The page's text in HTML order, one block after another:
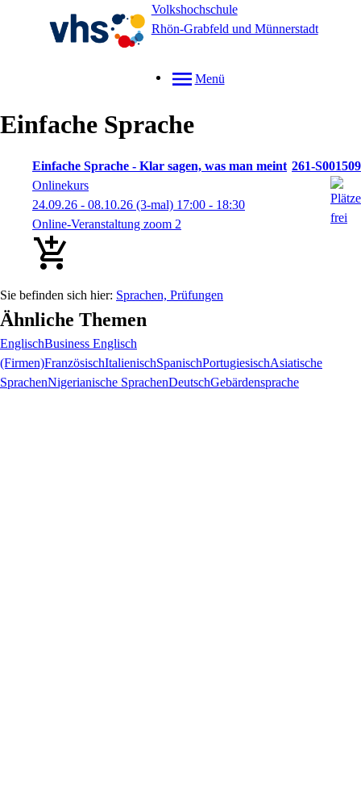
Volkshochschule
Rhön-Grabfeld und Münnerstadt
Menü
Einfache Sprache
Einfache Sprache - Klar sagen, was man meint 261-S001509
Onlinekurs
24.09.26 - 08.10.26 (3-mal) 17:00 - 18:30
Online-Veranstaltung zoom 2
Sprachen, Prüfungen
Ähnliche Themen
EnglischBusiness Englisch
(Firmen)FranzösischItalienischSpanischPortugiesischAsiatische
SprachenNigerianische SprachenDeutschGebärdensprache